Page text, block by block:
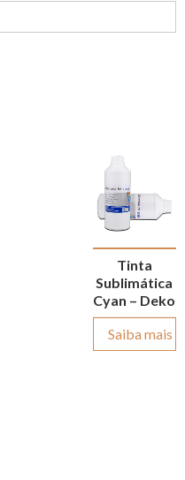
Tinta
Sublimática
Cyan – Deko
Saiba mais